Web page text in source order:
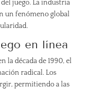
juego. La industria
un fenómeno global
en línea
la década de 1990, el
radical. Los
permitiendo a las